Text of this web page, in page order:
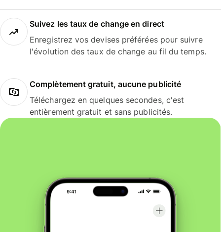
Suivez les taux de change en direct
Enregistrez vos devises préférées pour suivre
l'évolution des taux de change au fil du temps.
Complètement gratuit, aucune publicité
Téléchargez en quelques secondes, c'est
entièrement gratuit et sans publicités.